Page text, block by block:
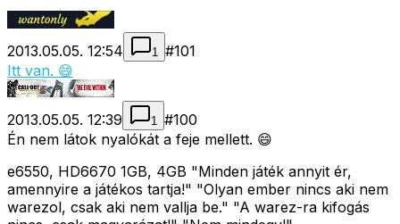
2013.05.05. 12:54 1 #101
Itt van. 😄
2013.05.05. 12:39 1 #100
Én nem látok nyalókát a feje mellett. 😄
e6550, HD6670 1GB, 4GB "Minden játék annyit ér,
amennyire a játékos tartja!" "Olyan ember nincs aki nem
warezol, csak aki nem vallja be." "A warez-ra kifogás